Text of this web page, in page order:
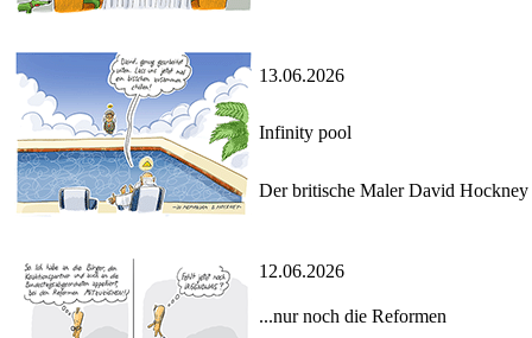
13.06.2026
Infinity pool
Der britische Maler David Hockney
12.06.2026
...nur noch die Reformen